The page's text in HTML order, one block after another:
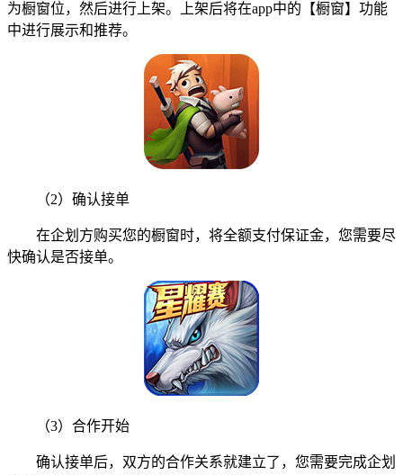
为橱窗位，然后进行上架。上架后将在app中的【橱窗】功能
中进行展示和推荐。
（2）确认接单
在企划方购买您的橱窗时，将全额支付保证金，您需要尽
快确认是否接单。
（3）合作开始
确认接单后，双方的合作关系就建立了，您需要完成企划